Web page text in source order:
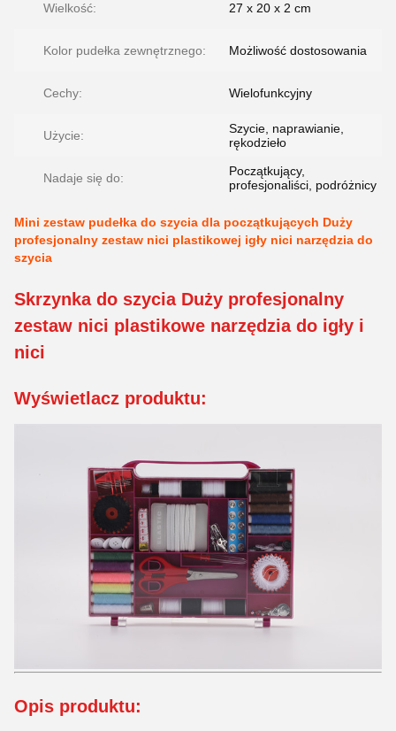
Wielkość: 27 x 20 x 2 cm
Kolor pudełka zewnętrznego: Możliwość dostosowania
Cechy: Wielofunkcyjny
Użycie:
Szycie, naprawianie,
rękodzieło
Nadaje się do:
Początkujący,
profesjonaliści, podróżnicy
Mini zestaw pudełka do szycia dla początkujących Duży
profesjonalny zestaw nici plastikowej igły nici narzędzia do
szycia
Skrzynka do szycia Duży profesjonalny
zestaw nici plastikowe narzędzia do igły i
nici
Wyświetlacz produktu:
Opis produktu: